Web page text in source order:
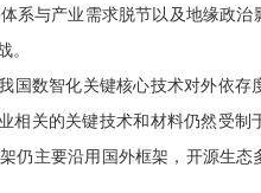
系与产业需求脱节以及地缘政
国数智化关键核心技术对外依
相关的关键技术和材料仍然受
仍主要沿用国外框架，开源生